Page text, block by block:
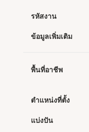
รหัสงาน
ข้อมูลเพิ่มเติม
พื้นที่อาชีพ
ตำแหน่งที่ตั้ง
แบ่งปัน